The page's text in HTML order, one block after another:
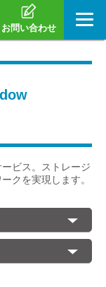
お問い合わせ
ビス。ストレージ
クを実現します。